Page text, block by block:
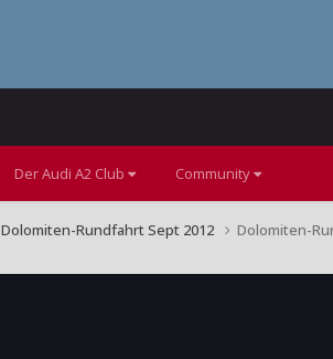
Der Audi A2 Club Community
Dolomiten-Rundfahrt Sept 2012 Dolomiten-